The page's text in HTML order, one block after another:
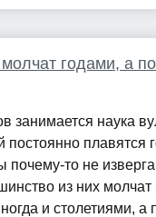
годами, а
занимается наука
постоянно плавятся
почему-то не
из них молчат
и столетиями, а